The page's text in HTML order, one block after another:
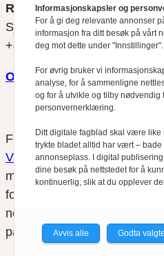
REDAKTØR
Sjur Anda
+47 470 34 460
Om oss
Finansfokus arbeider etter
Varsom-plakatensregler for
medlem av Fagpressen.
for innhold på eksterne
nettsidene. Vi benytter
på våre nettsider.
Informasjonskapsler og
For å gi deg relevante annonser
informasjon fra ditt besøk på vårt
deg mot dette under "Innstillinger".
For øvrig bruker vi
analyse, for å sammenligne
og for å utvikle og tilby nødvendig
personvernerklæring.
Ditt digitale fagblad skal være like
trykte bladet alltid har vært –
annonseplass. I digital
dine besøk på nettstedet for å
kontinuerlig, slik at du opplever
Avvis alle Godta valgte